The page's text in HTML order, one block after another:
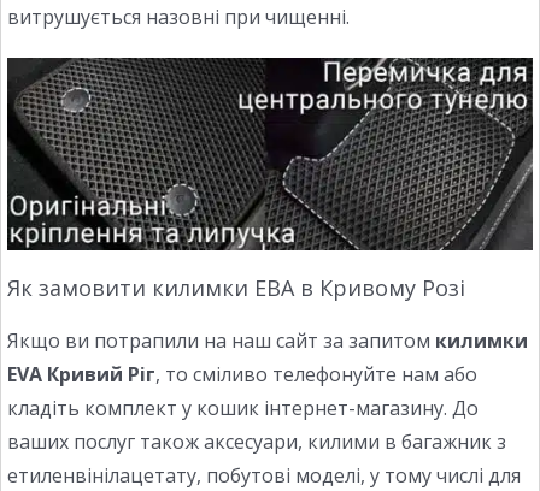
витрушується назовні при чищенні.
Як замовити килимки ЕВА в Кривому Розі
Якщо ви потрапили на наш сайт за запитом килимки
EVA Кривий Ріг, то сміливо телефонуйте нам або
кладіть комплект у кошик інтернет-магазину. До
ваших послуг також аксесуари, килими в багажник з
етиленвінілацетату, побутові моделі, у тому числі для